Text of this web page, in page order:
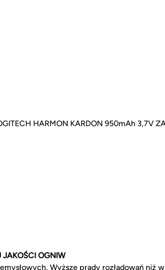
HARMON KARDON 950mAh 3,7V
JAKOŚCI OGNIW
Wyższe prądy rozładowań niż